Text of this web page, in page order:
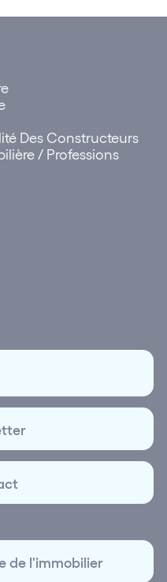
Des Constructeurs
/ Professions
de l'immobilier